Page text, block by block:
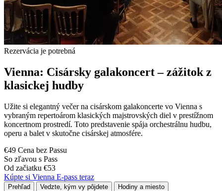
Rezervácia je potrebná
Vienna: Cisársky galakoncert – zážitok z
klasickej hudby
Užite si elegantný večer na cisárskom galakoncerte vo Vienna s
vybraným repertoárom klasických majstrovských diel v prestížnom
koncertnom prostredí. Toto predstavenie spája orchestrálnu hudbu,
operu a balet v skutočne cisárskej atmosfére.
€49 Cena bez Passu
So zľavou s Pass
Od začiatku €53
Kúpte si Vienna E-pass teraz
Prehľad Vedzte, kým vy pôjdete Hodiny a miesto